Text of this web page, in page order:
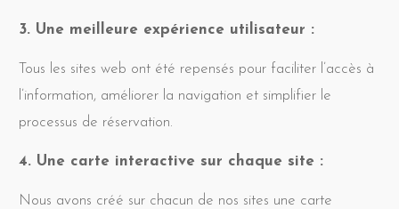
3. Une meilleure expérience utilisateur :
Tous les sites web ont été repensés pour faciliter l’accès à
l’information, améliorer la navigation et simplifier le
processus de réservation.
4. Une carte interactive sur chaque site :
Nous avons créé sur chacun de nos sites une carte